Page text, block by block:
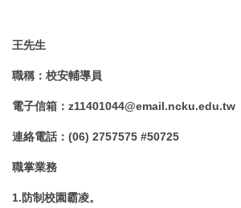
王先生
職稱 ： 校安輔導員
電子信箱 ： z11401044@email.ncku.edu.tw
連絡電話 ： (06) 2757575 #50725
職掌業務
1.防制校園霸凌。